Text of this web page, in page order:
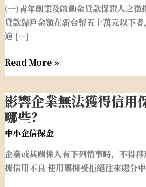
(一)青年創業及啟動金貸款保證人之徵
貸款歸戶金額在新台幣五十萬元以下者
逾 […]
啟
動
金
款、
微
創
業
鳳
貸
款
Read More »
影響企業無法獲得信用
哪些？
中小企信保金
企業或其關係人有下列情事時，不得
據信用不良 使用票據受拒絕往來處分
影
響
企
業
無
法